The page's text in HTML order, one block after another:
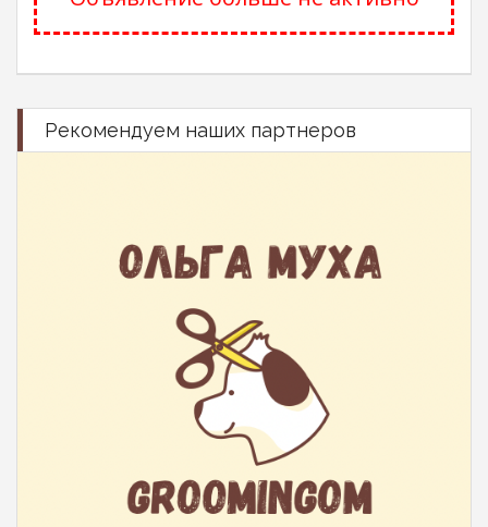
Рекомендуем наших партнеров